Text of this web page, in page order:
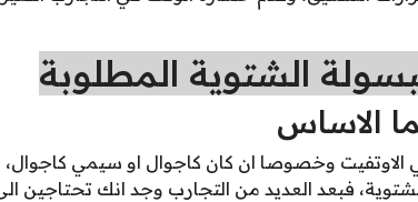
الشتوية المطلوبة
الاوتفيت وخصوصا ان كان كاجوال او سيمي